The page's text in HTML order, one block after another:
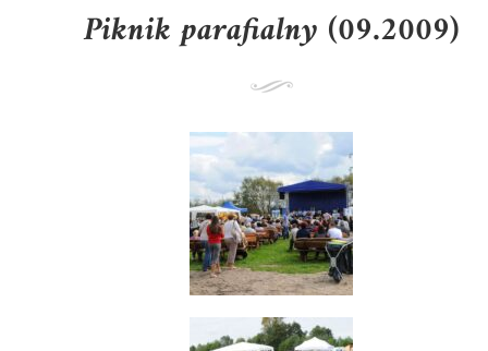
Piknik parafialny (09.2009)